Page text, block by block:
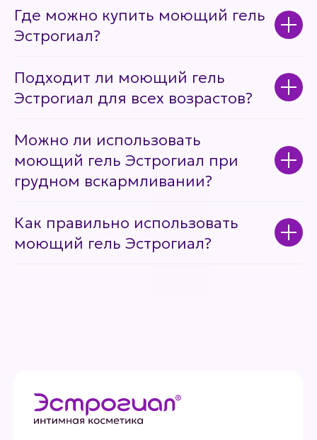
Где можно купить моющий гель
Эстрогиал?
Подходит ли моющий гель
Эстрогиал для всех возрастов?
Можно ли использовать
моющий гель Эстрогиал при
грудном вскармливании?
Как правильно использовать
моющий гель Эстрогиал?